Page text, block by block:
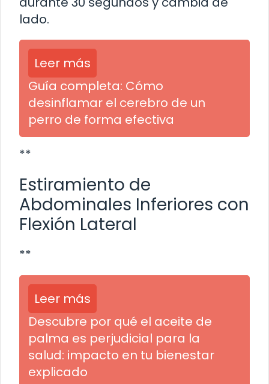
lado.
Leer más
Guía completa: Cómo
desinflamar el cerebro de un
perro de forma efectiva
**
Estiramiento de
Abdominales Inferiores con
Flexión Lateral
**
Leer más
Descubre por qué el aceite de
palma es perjudicial para la
salud: impacto en tu bienestar
explicado